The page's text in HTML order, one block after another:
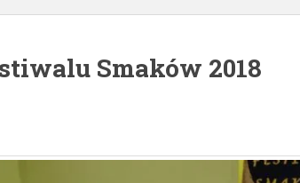
Smaków 2018